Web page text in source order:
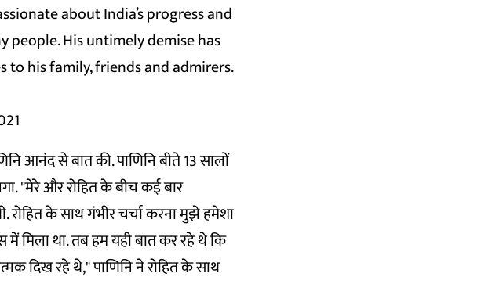
about India’s progress and
people. His untimely demise has
to his family, friends and admirers.
आनंद से बात की. पाणिनि बीते 13 सालों
"मेरे और रोहित के बीच कई बार
के साथ गंभीर चर्चा करना मुझे हमेशा
में मिला था. तब हम यही बात कर रहे थे कि
दिख रहे थे," पाणिनि ने रोहित के साथ